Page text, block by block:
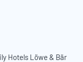
Hotels Löwe & Bär